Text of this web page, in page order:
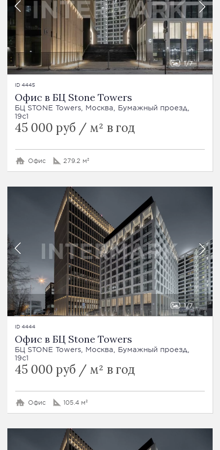
1 7
ID 4445
Офис в БЦ Stone Towers
БЦ STONE Towers, Москва, Бумажный проезд,
19с1
45 000 руб / м² в год
Офис 279.2 м²
1 7
ID 4444
Офис в БЦ Stone Towers
БЦ STONE Towers, Москва, Бумажный проезд,
19с1
45 000 руб / м² в год
Офис 105.4 м²